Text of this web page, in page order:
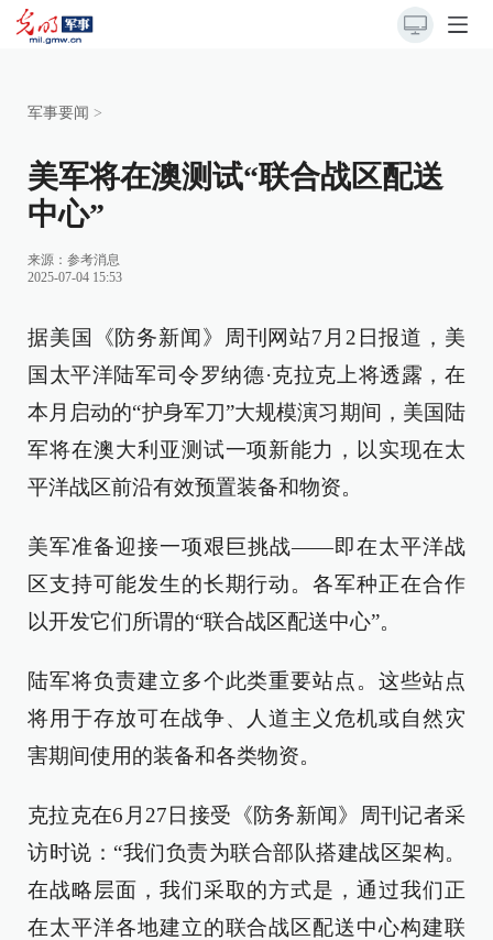
军事要闻 >
美军将在澳测试“联合战区配送
中心”
来源： 参考消息
2025-07-04 15:53
据美国《防务新闻》周刊网站7月2日报道，美
国太平洋陆军司令罗纳德·克拉克上将透露，在
本月启动的“护身军刀”大规模演习期间，美国陆
军将在澳大利亚测试一项新能力，以实现在太
平洋战区前沿有效预置装备和物资。
美军准备迎接一项艰巨挑战——即在太平洋战
区支持可能发生的长期行动。各军种正在合作
以开发它们所谓的“联合战区配送中心”。
陆军将负责建立多个此类重要站点。这些站点
将用于存放可在战争、人道主义危机或自然灾
害期间使用的装备和各类物资。
克拉克在6月27日接受《防务新闻》周刊记者采
访时说：“我们负责为联合部队搭建战区架构。
在战略层面，我们采取的方式是，通过我们正
在太平洋各地建立的联合战区配送中心构建联